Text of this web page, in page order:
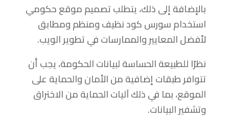
بالإضافة إلى ذلك، يتطلب تصميم موقع حكومي
استخدام سورس كود نظيف ومنظم ومطابق
لأفضل المعايير والممارسات في تطوير الويب.
نظرًا للطبيعة الحساسة لبيانات الحكومة، يجب أن
تتوافر طبقات إضافية من الأمان والحماية على
الموقع، بما في ذلك آليات الحماية من الاختراق
وتشفير البيانات.